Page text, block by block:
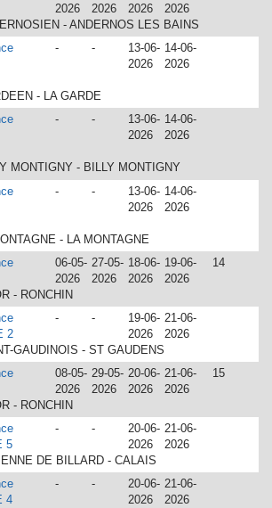
2026
2026
2026
2026
- ANDERNOS LES BAINS
- -
13-06-
2026
14-06-
2026
- LA GARDE
- -
13-06-
2026
14-06-
2026
MONTIGNY - BILLY MONTIGNY
- -
13-06-
2026
14-06-
2026
- LA MONTAGNE
06-05-
2026
27-05-
2026
18-06-
2026
19-06-
2026
14
- RONCHIN
2
- -
19-06-
2026
21-06-
2026
GAUDINOIS - ST GAUDENS
08-05-
2026
29-05-
2026
20-06-
2026
21-06-
2026
15
- RONCHIN
5
- -
20-06-
2026
21-06-
2026
DE BILLARD - CALAIS
4
- -
20-06-
2026
21-06-
2026